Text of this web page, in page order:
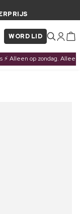
WORD LID
⚡ Alleen op zondag.